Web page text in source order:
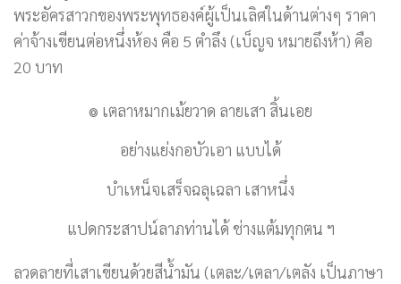
พระอัครสาวกของพระพุทธองค์ผู้เป็นเลิศในด้านต่างๆ ราคา
ค่าจ้างเขียนต่อหนึ่งห้อง คือ 5 ตำลึง (เบ็ญจ หมายถึงห้า) คือ
20 บาท
๏ เตลาหมากเม้ยวาด ลายเสา สิ้นเอย
อย่างแย่งกอบัวเอา แบบได้
บำเหน็จเสร็จฉลุเฉลา เสาหนึ่ง
แปดกระสาปน์ลาภท่านได้ ช่างแต้มทุกตน ฯ
ลวดลายที่เสาเขียนด้วยสีน้ำมัน (เตละ/เตลา/เตลัง เป็นภาษา